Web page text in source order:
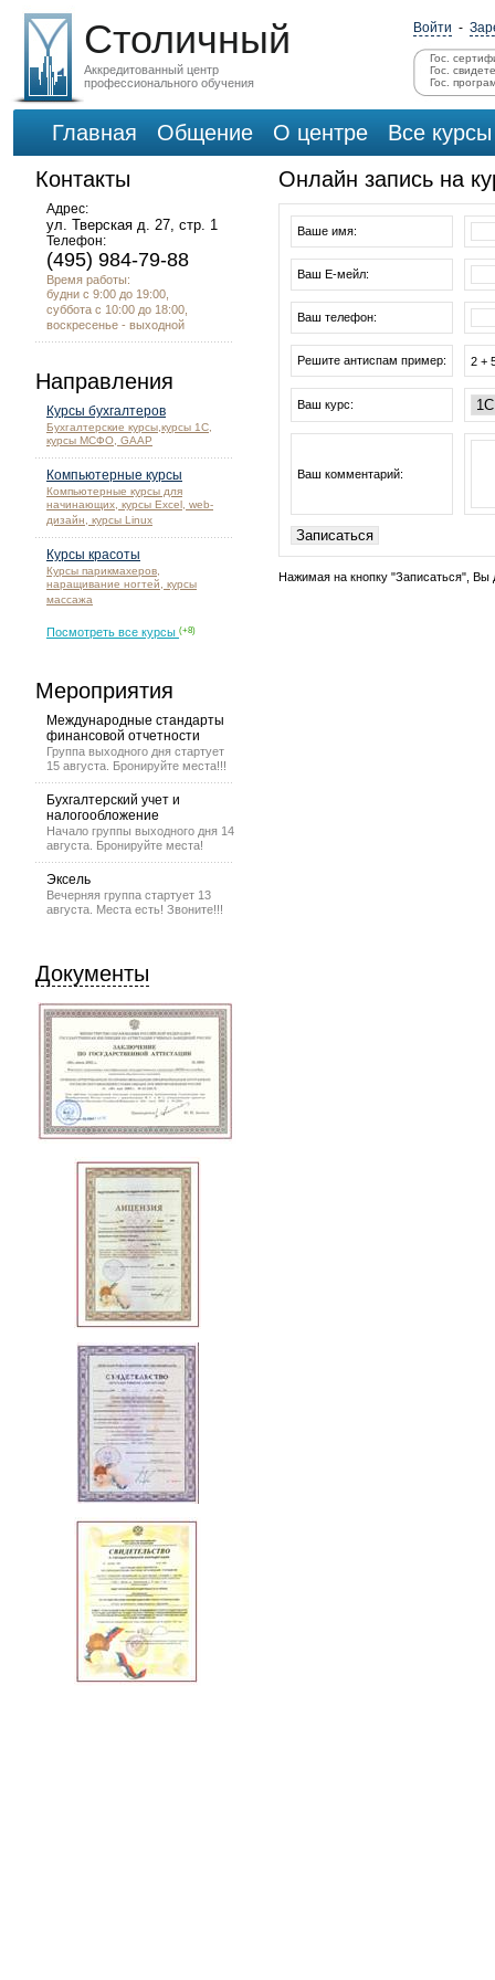
Столичный
Аккредитованный центр
профессионального обучения
Войти -
Гос.
Гос.
Гос.
Главная Общение О центре
Все курсы
Контакты
Адрес:
ул. Тверская д. 27, стр. 1
Телефон:
(495) 984-79-88
Время работы:
будни с 9:00 до 19:00,
суббота с 10:00 до 18:00,
воскресенье - выходной
Направления
Курсы бухгалтеров
Бухгалтерские курсы,курсы 1С,
курсы МСФО, GAAP
Компьютерные курсы
Компьютерные курсы для
начинающих, курсы Excel, web-
дизайн, курсы Linux
Курсы красоты
Курсы парикмахеров,
наращивание ногтей, курсы
массажа
Посмотреть все курсы (+8)
Мероприятия
Международные стандарты
финансовой отчетности
Группа выходного дня стартует
15 августа. Бронируйте места!!!
Бухгалтерский учет и
налогообложение
Начало группы выходного дня 14
августа. Бронируйте места!
Эксель
Вечерняя группа стартует 13
августа. Места есть! Звоните!!!
Документы
Онлайн запись на
Ваше имя:
Ваш Е-мейл:
Ваш телефон:
Решите антиспам пример: 2 +
Ваш курс:
Ваш комментарий:
Нажимая на кнопку "Записаться", Вы